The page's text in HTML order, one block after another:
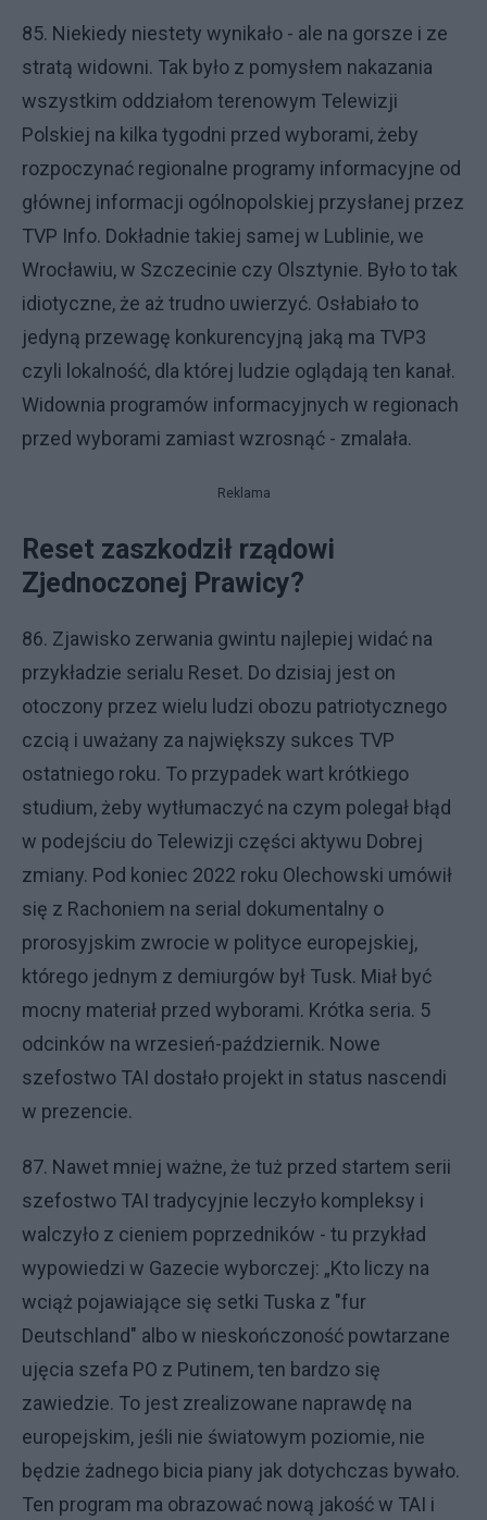
85. Niekiedy niestety wynikało - ale na gorsze i ze
stratą widowni. Tak było z pomysłem nakazania
wszystkim oddziałom terenowym Telewizji
Polskiej na kilka tygodni przed wyborami, żeby
rozpoczynać regionalne programy informacyjne od
głównej informacji ogólnopolskiej przysłanej przez
TVP Info. Dokładnie takiej samej w Lublinie, we
Wrocławiu, w Szczecinie czy Olsztynie. Było to tak
idiotyczne, że aż trudno uwierzyć. Osłabiało to
jedyną przewagę konkurencyjną jaką ma TVP3
czyli lokalność, dla której ludzie oglądają ten kanał.
Widownia programów informacyjnych w regionach
przed wyborami zamiast wzrosnąć - zmalała.
Reklama
Reset zaszkodził rządowi
Zjednoczonej Prawicy?
86. Zjawisko zerwania gwintu najlepiej widać na
przykładzie serialu Reset. Do dzisiaj jest on
otoczony przez wielu ludzi obozu patriotycznego
czcią i uważany za największy sukces TVP
ostatniego roku. To przypadek wart krótkiego
studium, żeby wytłumaczyć na czym polegał błąd
w podejściu do Telewizji części aktywu Dobrej
zmiany. Pod koniec 2022 roku Olechowski umówił
się z Rachoniem na serial dokumentalny o
prorosyjskim zwrocie w polityce europejskiej,
którego jednym z demiurgów był Tusk. Miał być
mocny materiał przed wyborami. Krótka seria. 5
odcinków na wrzesień-październik. Nowe
szefostwo TAI dostało projekt in status nascendi
w prezencie.
87. Nawet mniej ważne, że tuż przed startem serii
szefostwo TAI tradycyjnie leczyło kompleksy i
walczyło z cieniem poprzedników - tu przykład
wypowiedzi w Gazecie wyborczej: „Kto liczy na
wciąż pojawiające się setki Tuska z "fur
Deutschland" albo w nieskończoność powtarzane
ujęcia szefa PO z Putinem, ten bardzo się
zawiedzie. To jest zrealizowane naprawdę na
europejskim, jeśli nie światowym poziomie, nie
będzie żadnego bicia piany jak dotychczas bywało.
Ten program ma obrazować nową jakość w TAI i